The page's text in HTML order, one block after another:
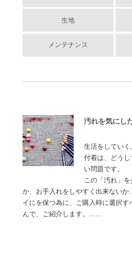
生地
メンテナンス
汚れを気にし
生活をしてい
付着は、どう
い問題です。
この「汚れ」
か、お手入れをしやすく出来ない
イにを保つ為に、ご購入時に選択す
んで、ご紹介します。……